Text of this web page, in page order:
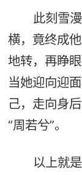
此刻雪
横，竟终成
地转，再睁
当她迎向迎
己，走向身
“周若兮”。
以上就